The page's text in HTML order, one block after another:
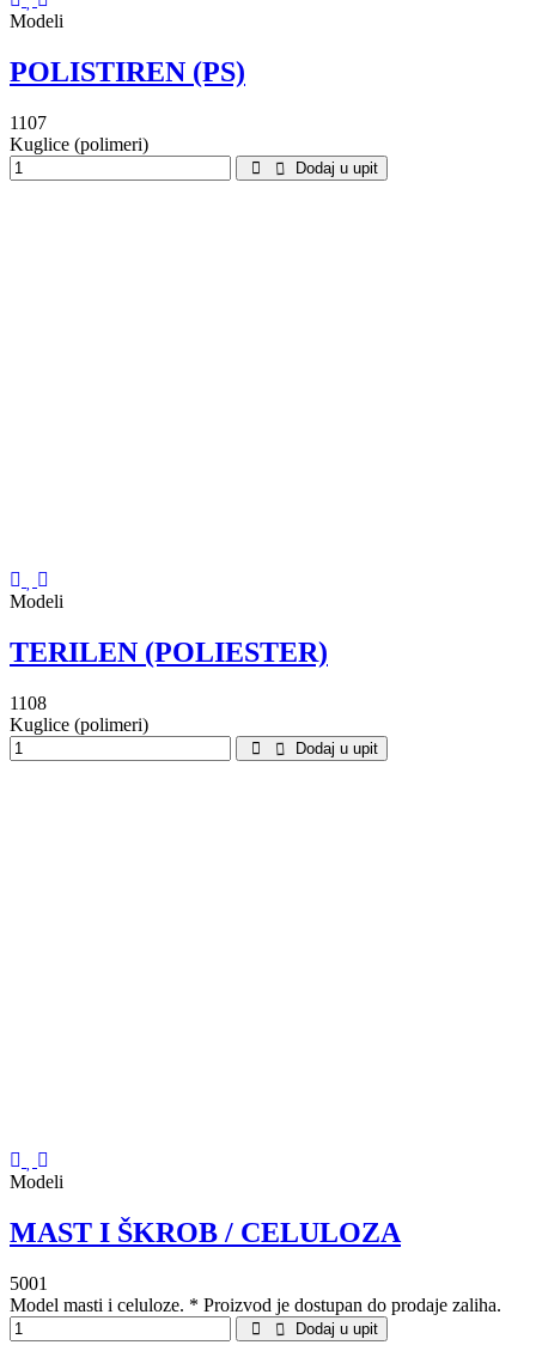
Modeli
POLISTIREN (PS)
1107
Kuglice (polimeri)
Dodaj u upit
Modeli
TERILEN (POLIESTER)
1108
Kuglice (polimeri)
Dodaj u upit
Modeli
MAST I ŠKROB / CELULOZA
5001
Model masti i celuloze. * Proizvod je dostupan do prodaje zaliha.
Dodaj u upit